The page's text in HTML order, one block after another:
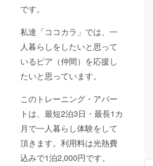
です。
私達「ココカラ」では、一
人暮らしをしたいと思って
いるピア（仲間）を応援し
たいと思っています。
このトレーニング・アパー
トは、最短2泊3日・最長1カ
月で一人暮らし体験をして
頂きます。利用料は光熱費
込みで1泊2,000円です。